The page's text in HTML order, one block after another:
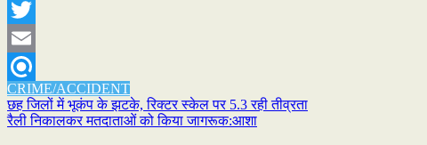
WhatsApp
Twitter
Email
Refind
CRIME/ACCIDENT
Post
navigation
छह जिलों में भूकंप के झटके, रिक्टर स्केल पर 5.3 रही तीव्रता
रैली निकालकर मतदाताओं को किया जागरूक:आशा